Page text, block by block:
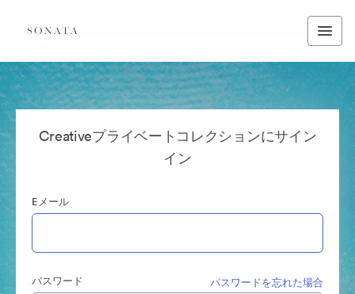
Creativeプライベートコレクションにサイン
イン
Eメール
パスワード パスワードを忘れた場合